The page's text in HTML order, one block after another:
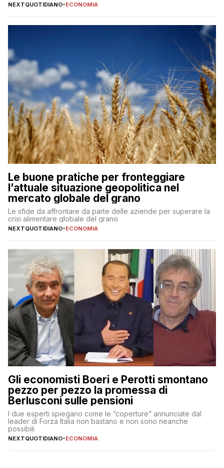
NEXTQUOTIDIANO-ECONOMIA
Le buone pratiche per fronteggiare
l’attuale situazione geopolitica nel
mercato globale del grano
Le sfide da affrontare da parte delle aziende per superare la
crisi alimentare globale del grano
NEXTQUOTIDIANO-ECONOMIA
Gli economisti Boeri e Perotti smontano
pezzo per pezzo la promessa di
Berlusconi sulle pensioni
I due esperti spiegano come le “coperture” annunciate dal
leader di Forza Italia non bastano e non sono neanche
possibili
NEXTQUOTIDIANO-ECONOMIA